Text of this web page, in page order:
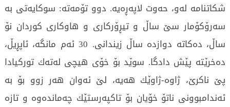
شكاتنامە‌ لە‌و، حە‌وت لاپە‌ڕە‌یە‌. دوو تۆمە‌تە‌: سوكایە‌تی بە‌
سە‌رۆكۆمار سێ ساڵ و تیڕۆركاری و ھاوكاری كوردان نۆ
ساڵ، دە‌كاتە‌ دوازدە‌ ساڵ زیندانی. 30 ئە‌م مانگە‌، ئاپڕیڵ،
دە‌خرێتە‌ پێش دادگا. سوێد بۆ خۆی ھیچی لە‌تە‌ك توركیادا
پێ ناكرێ، ژاوە‌-ژاوێك ھە‌یە‌، لێ ئە‌وان ھە‌ر زوو بۆ بە‌
ئە‌ندامبوونی ناتۆ خۆیان بۆ تاكپە‌رستێك چە‌ماندە‌وە‌ و تازە‌